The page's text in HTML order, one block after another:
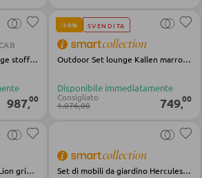
pranzo
e panche angolari
Outdoor sgabello Flap beige stoffa acciaio
987,00
-30% SVENDITA
Outdoor Set lounge Kallen marrone Alluminio Textilene
Disponibile immediatamente
Consigliato
1.076,00 749,00
Sedia lounge per esterni Lion grigio nero metallo Olefin
Set di mobili da giardino Hercules grigio Olefin alluminio